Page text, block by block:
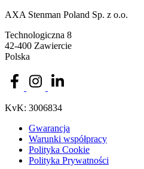
AXA Stenman Poland Sp. z o.o.
Technologiczna 8
42-400 Zawiercie
Polska
KvK: 3006834
Gwarancja
Warunki współpracy
Polityka Cookie
Polityka Prywatności